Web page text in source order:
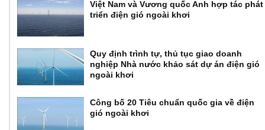
Việt Nam và Vương quốc Anh hợp tác phát
triển điện gió ngoài khơi
Quy định trình tự, thủ tục giao doanh
nghiệp Nhà nước khảo sát dự án điện gió
ngoài khơi
Công bố 20 Tiêu chuẩn quốc gia về điện
gió ngoài khơi